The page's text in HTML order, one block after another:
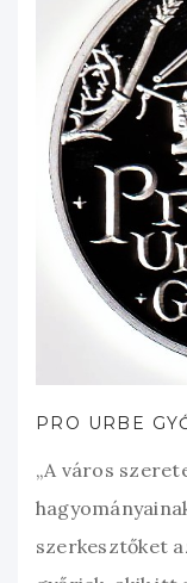
PRO URBE
„A város
szerkesztőket